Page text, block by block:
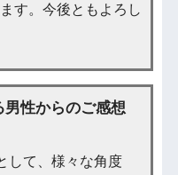
す。今後ともよろし
性からのご感想
して、様々な角度